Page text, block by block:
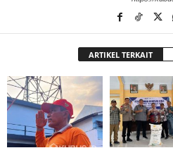
ARTIKEL TERKAIT